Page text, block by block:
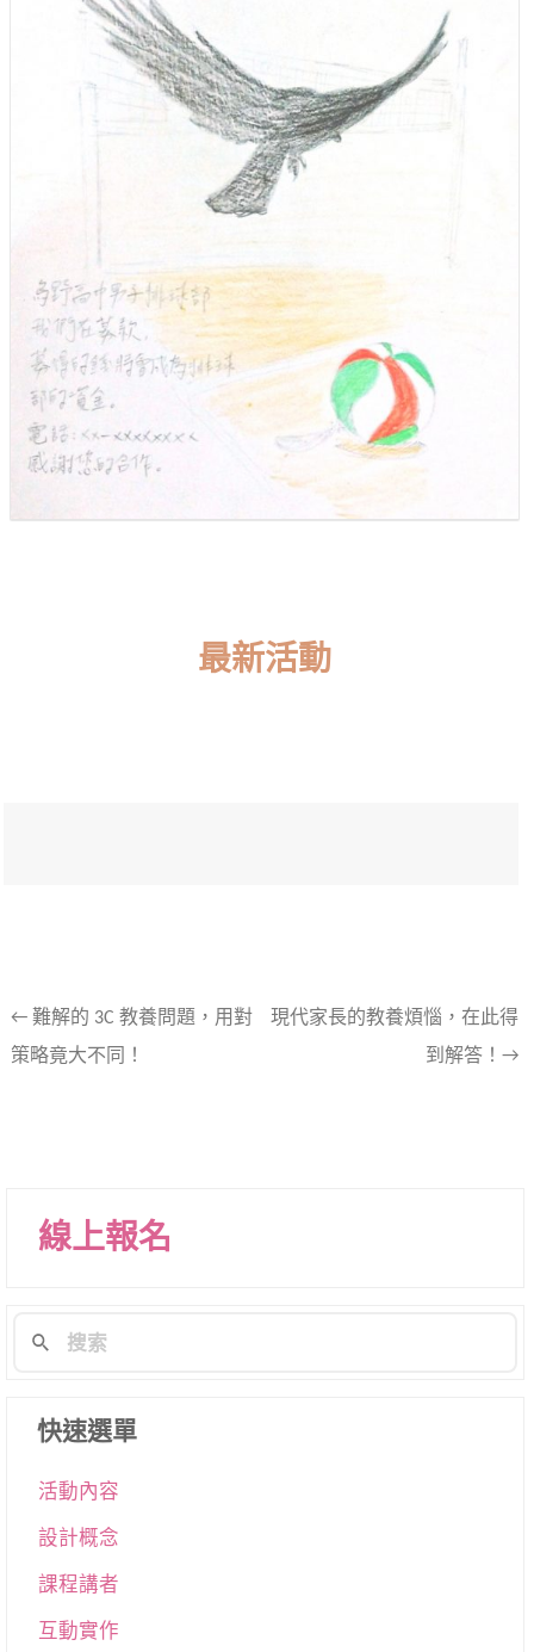
最新活動
文
章
← 難解的 3C 教養問題，用對
策略竟大不同！
現代家長的教養煩惱，在此得
到解答！→
線上報名
快速選單
活動內容
設計概念
課程講者
互動實作